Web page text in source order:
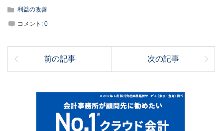
利益の改善
コメント: 0
前の記事 次の記事